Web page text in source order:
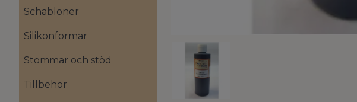
Schabloner
Silikonformar
Stommar och stöd
Tillbehör